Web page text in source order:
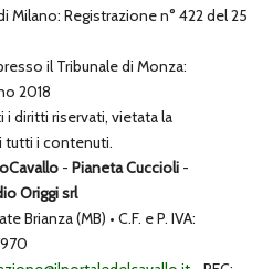
Milano: Registrazione n° 422 del 25
il Tribunale di Monza:
2018
diritti riservati, vietata la
tutti i contenuti.
- Pianeta Cuccioli -
Origgi srl
Brianza (MB) • C.F. e P. IVA: